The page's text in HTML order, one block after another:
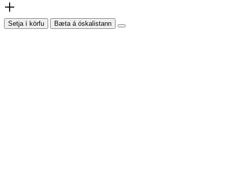
+
Setja í körfu Bæta á óskalistann